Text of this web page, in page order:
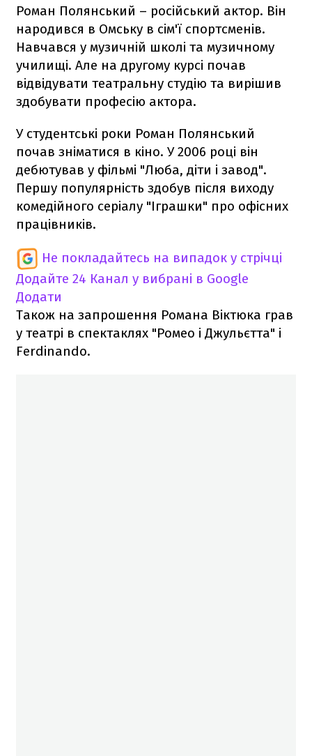
Роман Полянський – російський актор. Він
народився в Омську в сім'ї спортсменів.
Навчався у музичній школі та музичному
училищі. Але на другому курсі почав
відвідувати театральну студію та вирішив
здобувати професію актора.
У студентські роки Роман Полянський
почав зніматися в кіно. У 2006 році він
дебютував у фільмі "Люба, діти і завод".
Першу популярність здобув після виходу
комедійного серіалу "Іграшки" про офісних
працівників.
Не покладайтесь на випадок у стрічці
Додайте 24 Канал у вибрані в Google
Додати
Також на запрошення Романа Віктюка грав
у театрі в спектаклях "Ромео і Джульєтта" і
Ferdinando.